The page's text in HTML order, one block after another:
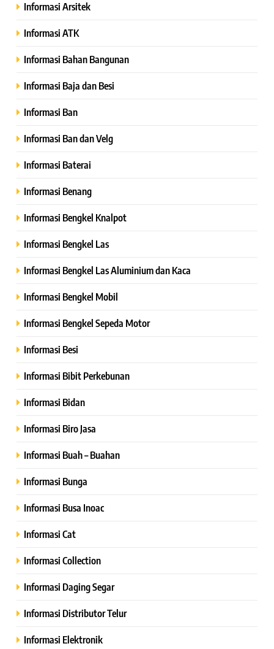
Informasi Arsitek
Informasi ATK
Informasi Bahan Bangunan
Informasi Baja dan Besi
Informasi Ban
Informasi Ban dan Velg
Informasi Baterai
Informasi Benang
Informasi Bengkel Knalpot
Informasi Bengkel Las
Informasi Bengkel Las Aluminium dan Kaca
Informasi Bengkel Mobil
Informasi Bengkel Sepeda Motor
Informasi Besi
Informasi Bibit Perkebunan
Informasi Bidan
Informasi Biro Jasa
Informasi Buah – Buahan
Informasi Bunga
Informasi Busa Inoac
Informasi Cat
Informasi Collection
Informasi Daging Segar
Informasi Distributor Telur
Informasi Elektronik